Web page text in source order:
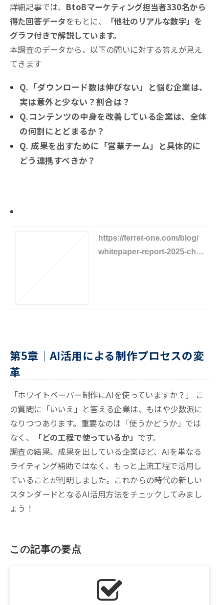
詳細記事では、 BtoBマーケティング担当者330名から
得た回答データをもとに、
「他社のリアルな数字」を
グラフ付きで解説しています。
本調査のデータから、以下の問いに対する答えが見え
てきます
Q.「ダウンロード数は伸びない」と悩む企業は、
実は意外と少ない？割合は？
Q.コンテンツの中身を改善している企業は、全体
の何割にとどまるか？
Q. 成果を出すために「営業チーム」と具体的に
どう連携すべきか？
https://ferret-one.com/blog/
whitepaper-report-2025-cha
第5章｜AI活用による制作プロセスの変
革
「ホワイトペーパー制作にAIを使っていますか？」 こ
の質問に「いいえ」と答える企業は、もはや少数派に
なりつつあります。重要なのは「使うかどうか」では
なく、
「どの工程で使っているか」 です。
調査の結果、成果を出している企業ほど、AIを単なる
ライティング補助ではなく、もっと上流工程で活用し
ていることが判明しました。これからの時代の新しい
スタンダードとなるAI活用方法をチェックしてみまし
ょう！
この記事の要点